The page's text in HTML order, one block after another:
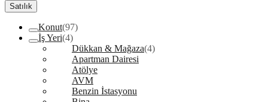
Satılık
Konut(97)
İş Yeri(4)
Dükkan & Mağaza(4)
Apartman Dairesi
Atölye
AVM
Benzin İstasyonu